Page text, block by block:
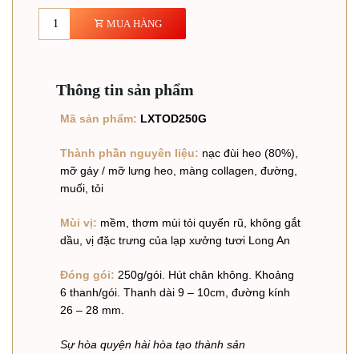
MUA HÀNG
Thông tin sản phẩm
Mã sản phẩm: LXTOD250G
Thành phần nguyên liệu: nạc đùi heo (80%),
mỡ gáy / mỡ lưng heo, màng collagen, đường,
muối, tỏi
Mùi vị: mềm, thơm mùi tỏi quyến rũ, không gắt
dầu, vị đặc trưng của lạp xưởng tươi Long An
Đóng gói: 250g/gói. Hút chân không. Khoảng
6 thanh/gói. Thanh dài 9 – 10cm, đường kính
26 – 28 mm.
Sự hòa quyện hài hòa tạo thành sản